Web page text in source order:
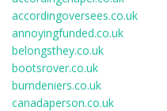
accordingoversees.co.uk
annoyingfunded.co.uk
belongsthey.co.uk
bootsrover.co.uk
burndeniers.co.uk
canadaperson.co.uk